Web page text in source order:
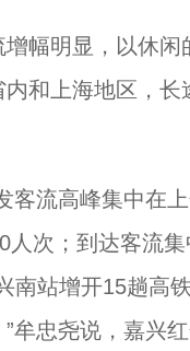
明显，以休闲
和上海地区，
流高峰集中在上
人次；到达客流
南站增开15趟高
牟忠尧说，嘉兴